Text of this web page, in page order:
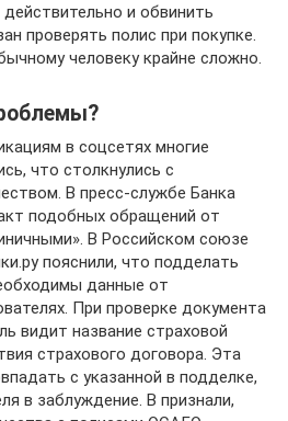
и обвинить
проверять полис при покупке.
человеку крайне сложно.
в соцсетях многие
что столкнулись с
В пресс-службе Банка
подобных обращений от
В Российском союзе
пояснили, что подделать
данные от
При проверке документа
видит название страховой
страхового договора. Эта
с указанной в подделке,
в заблуждение. В признали,